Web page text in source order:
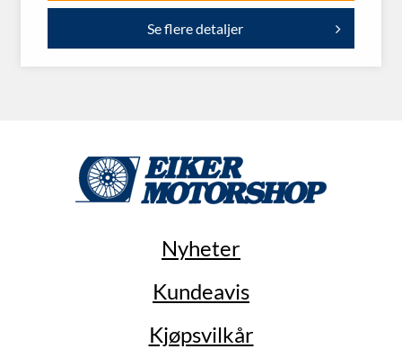
Se flere detaljer
Nyheter
Kundeavis
Kjøpsvilkår